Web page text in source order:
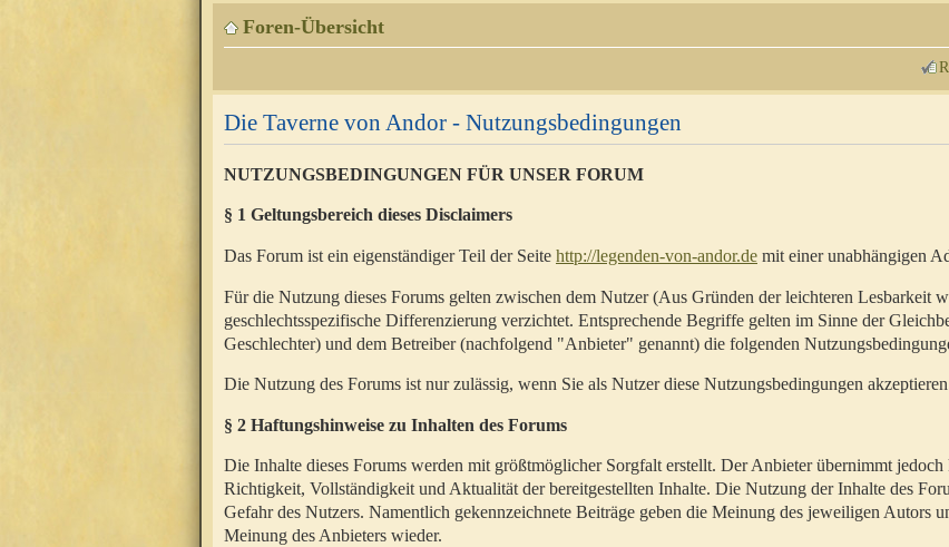
Foren-Übersicht
Die Taverne von Andor - Nutzungsbedingungen
NUTZUNGSBEDINGUNGEN FÜR UNSER FORUM
§ 1 Geltungsbereich dieses Disclaimers
Das Forum ist ein eigenständiger Teil der Seite http://legenden-von-andor.de mit einer unabhängigen
Für die Nutzung dieses Forums gelten zwischen dem Nutzer (Aus Gründen der leichteren Lesbarkeit
geschlechtsspezifische Differenzierung verzichtet. Entsprechende Begriffe gelten im Sinne der
Geschlechter) und dem Betreiber (nachfolgend "Anbieter" genannt) die folgenden
Die Nutzung des Forums ist nur zulässig, wenn Sie als Nutzer diese Nutzungsbedingungen
§ 2 Haftungshinweise zu Inhalten des Forums
Die Inhalte dieses Forums werden mit größtmöglicher Sorgfalt erstellt. Der Anbieter übernimmt
Richtigkeit, Vollständigkeit und Aktualität der bereitgestellten Inhalte. Die Nutzung der Inhalte des
Gefahr des Nutzers. Namentlich gekennzeichnete Beiträge geben die Meinung des jeweiligen Autors
Meinung des Anbieters wieder.